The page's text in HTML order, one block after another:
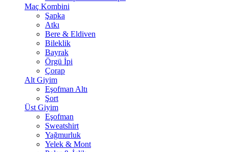
Maç Kombini
Şapka
Atkı
Bere & Eldiven
Bileklik
Bayrak
Örgü İpi
Çorap
Alt Giyim
Eşofman Altı
Şort
Üst Giyim
Eşofman
Sweatshirt
Yağmurluk
Yelek & Mont